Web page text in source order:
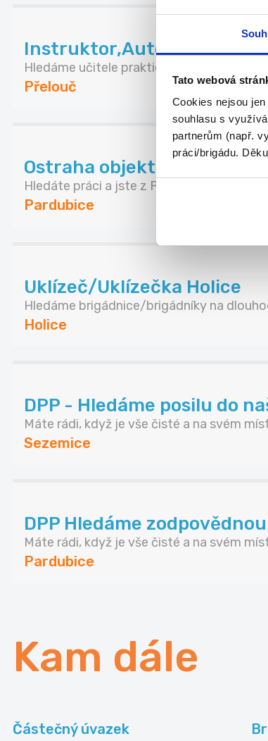
Tato webová
Cookies nejsou
souhlasu s
partnerům (např.
práci/brigádu.
Instruktor,Autoškola,sk.B,
Hledáme učitele praktického výcviku pro
Přelouč
Ostraha objektu v
Hledáte práci a jste z Pardubic nebo
Pardubice
Uklízeč/Uklízečka Holice
Hledáme brigádnice/brigádníky na
Holice
DPP - Hledáme posilu do
Máte rádi, když je vše čisté a na svém
Sezemice
DPP Hledáme
Máte rádi, když je vše čisté a na svém
Pardubice
Kam dále
Částečný úvazek